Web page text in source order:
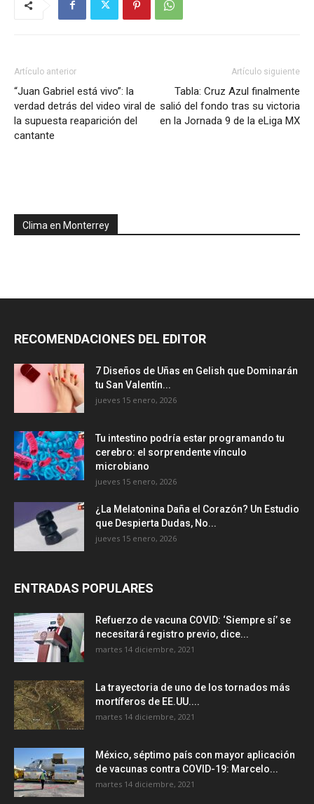
Artículo anterior
“Juan Gabriel está vivo”: la
verdad detrás del video viral de
la supuesta reaparición del
cantante
Artículo siguiente
Tabla: Cruz Azul finalmente
salió del fondo tras su victoria
en la Jornada 9 de la eLiga MX
Clima en Monterrey
RECOMENDACIONES DEL EDITOR
7 Diseños de Uñas en Gelish que Dominarán
tu San Valentín...
jueves 15 enero, 2026
Tu intestino podría estar programando tu
cerebro: el sorprendente vínculo
microbiano
jueves 15 enero, 2026
¿La Melatonina Daña el Corazón? Un Estudio
que Despierta Dudas, No...
jueves 15 enero, 2026
ENTRADAS POPULARES
Refuerzo de vacuna COVID: ‘Siempre sí’ se
necesitará registro previo, dice...
martes 14 diciembre, 2021
La trayectoria de uno de los tornados más
mortíferos de EE.UU....
martes 14 diciembre, 2021
México, séptimo país con mayor aplicación
de vacunas contra COVID-19: Marcelo...
martes 14 diciembre, 2021